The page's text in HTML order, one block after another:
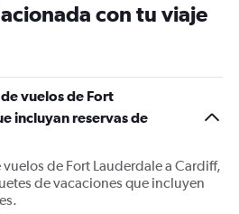
con tu viaje
vuelos de Fort
incluyan reservas de
de Fort Lauderdale a Cardiff,
de vacaciones que incluyen